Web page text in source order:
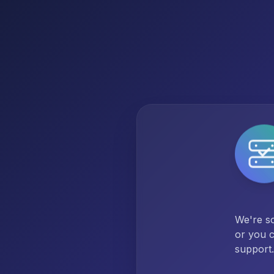
We're
or you
support.